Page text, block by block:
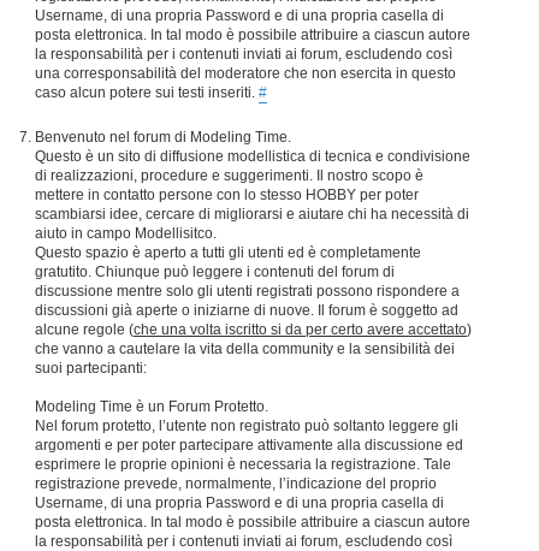
Username, di una propria Password e di una propria casella di
posta elettronica. In tal modo è possibile attribuire a ciascun autore
la responsabilità per i contenuti inviati ai forum, escludendo così
una corresponsabilità del moderatore che non esercita in questo
caso alcun potere sui testi inseriti. #
Benvenuto nel forum di Modeling Time.
Questo è un sito di diffusione modellistica di tecnica e condivisione
di realizzazioni, procedure e suggerimenti. Il nostro scopo è
mettere in contatto persone con lo stesso HOBBY per poter
scambiarsi idee, cercare di migliorarsi e aiutare chi ha necessità di
aiuto in campo Modellisitco.
Questo spazio è aperto a tutti gli utenti ed è completamente
gratutito. Chiunque può leggere i contenuti del forum di
discussione mentre solo gli utenti registrati possono rispondere a
discussioni già aperte o iniziarne di nuove. Il forum è soggetto ad
alcune regole (che una volta iscritto si da per certo avere accettato)
che vanno a cautelare la vita della community e la sensibilità dei
suoi partecipanti:
Modeling Time è un Forum Protetto.
Nel forum protetto, l’utente non registrato può soltanto leggere gli
argomenti e per poter partecipare attivamente alla discussione ed
esprimere le proprie opinioni è necessaria la registrazione. Tale
registrazione prevede, normalmente, l’indicazione del proprio
Username, di una propria Password e di una propria casella di
posta elettronica. In tal modo è possibile attribuire a ciascun autore
la responsabilità per i contenuti inviati ai forum, escludendo così